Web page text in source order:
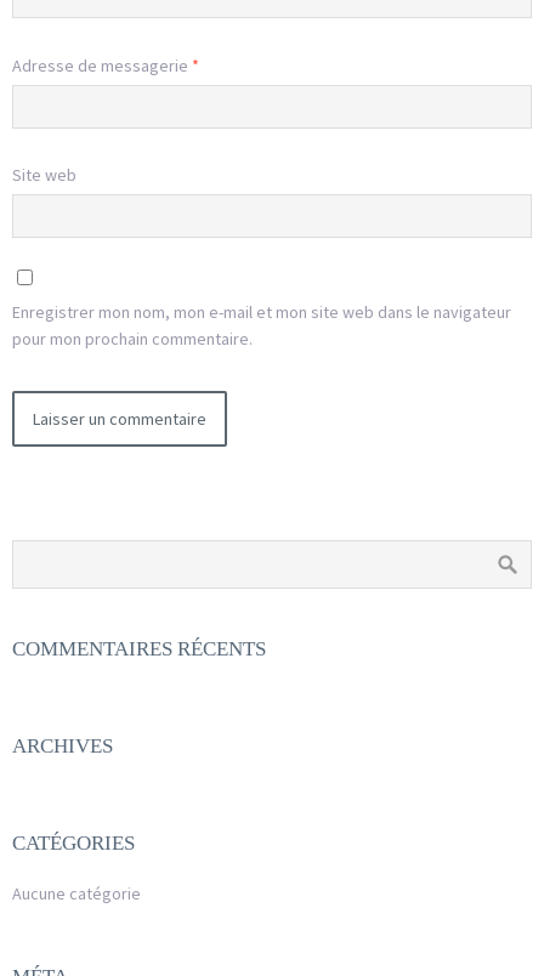
Adresse de messagerie *
Site web
Enregistrer mon nom, mon e-mail et mon site web dans le navigateur
pour mon prochain commentaire.
COMMENTAIRES RÉCENTS
ARCHIVES
CATÉGORIES
Aucune catégorie